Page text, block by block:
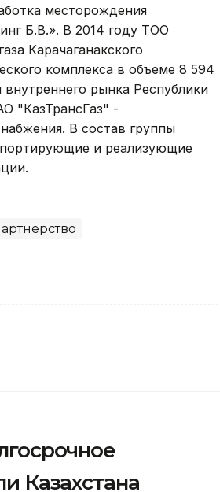
месторождения
Б.В.». В 2014 году ТОО
Карачаганакского
комплекса в объеме 8 594
рынка Республики
"КазТрансГаз" -
В состав группы
и реализующие
Казахстана